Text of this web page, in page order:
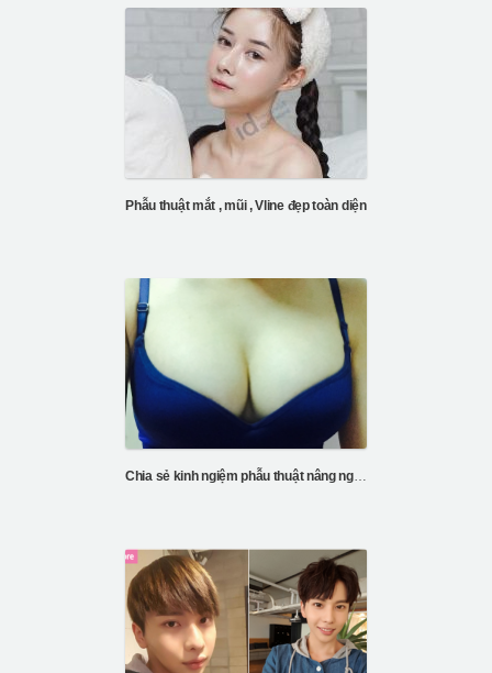
Phẫu thuật mắt , mũi , Vline đẹp toàn diện
Chia sẻ kinh ngiệm phẫu thuật nâng ngực tại bệnh vi